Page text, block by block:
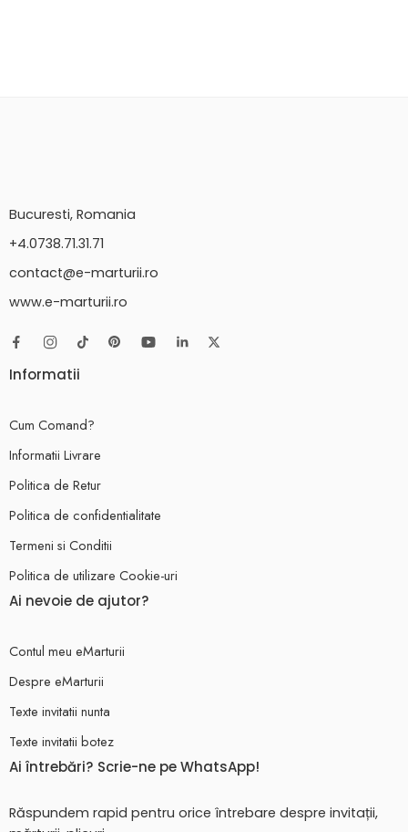
Bucuresti, Romania
+4.0738.71.31.71
contact@e-marturii.ro
www.e-marturii.ro
Informatii
Cum Comand?
Informatii Livrare
Politica de Retur
Politica de confidentialitate
Termeni si Conditii
Politica de utilizare Cookie-uri
Ai nevoie de ajutor?
Contul meu eMarturii
Despre eMarturii
Texte invitatii nunta
Texte invitatii botez
Ai întrebări? Scrie-ne pe WhatsApp!
Răspundem rapid pentru orice întrebare despre invitații,